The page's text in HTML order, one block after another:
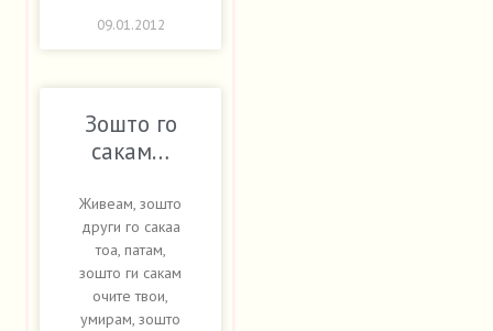
09.01.2012
Зошто го
сакам…
Живеам, зошто
други го сакаа
тоа, патам,
зошто ги сакам
очите твои,
умирам, зошто